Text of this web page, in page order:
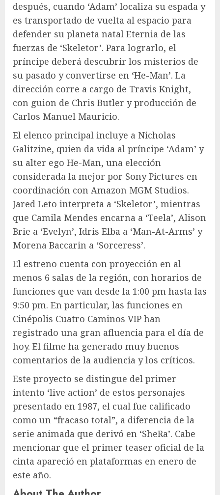
después, cuando ‘Adam’ localiza su espada y
es transportado de vuelta al espacio para
defender su planeta natal Eternia de las
fuerzas de ‘Skeletor’. Para lograrlo, el
príncipe deberá descubrir los misterios de
su pasado y convertirse en ‘He-Man’. La
dirección corre a cargo de Travis Knight,
con guion de Chris Butler y producción de
Carlos Manuel Mauricio.
El elenco principal incluye a Nicholas
Galitzine, quien da vida al príncipe ‘Adam’ y
su alter ego He-Man, una elección
considerada la mejor por Sony Pictures en
coordinación con Amazon MGM Studios.
Jared Leto interpreta a ‘Skeletor’, mientras
que Camila Mendes encarna a ‘Teela’, Alison
Brie a ‘Evelyn’, Idris Elba a ‘Man-At-Arms’ y
Morena Baccarin a ‘Sorceress’.
El estreno cuenta con proyección en al
menos 6 salas de la región, con horarios de
funciones que van desde la 1:00 pm hasta las
9:50 pm. En particular, las funciones en
Cinépolis Cuatro Caminos VIP han
registrado una gran afluencia para el día de
hoy. El filme ha generado muy buenos
comentarios de la audiencia y los críticos.
Este proyecto se distingue del primer
intento ‘live action’ de estos personajes
presentado en 1987, el cual fue calificado
como un “fracaso total”, a diferencia de la
serie animada que derivó en ‘SheRa’. Cabe
mencionar que el primer teaser oficial de la
cinta apareció en plataformas en enero de
este año.